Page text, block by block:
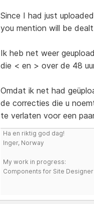
Since I had just
you mention will be
Ik heb net weer
die < en > over de 48
Omdat ik net had
de correcties die u
te verlaten voor een
Ha en riktig god dag!
Inger, Norway
My work in progress:
Components for Site Designer